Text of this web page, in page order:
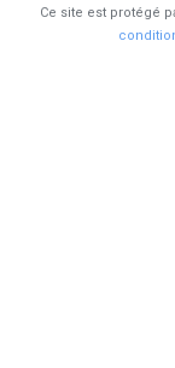
Ce site est protégé